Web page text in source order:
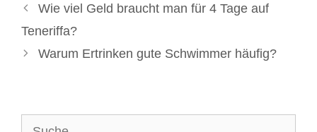
Wie viel Geld braucht man für 4 Tage auf
Teneriffa?
Warum Ertrinken gute Schwimmer häufig?